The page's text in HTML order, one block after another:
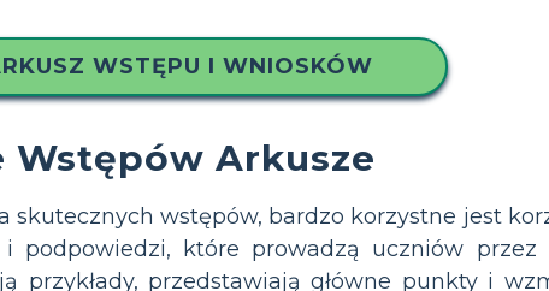
WSTĘPU I WNIOSKÓW
Wstępów Arkusze
wstępów, bardzo korzystne jest
podpowiedzi, które prowadzą uczniów przez
przykłady, przedstawiają główne punkty i